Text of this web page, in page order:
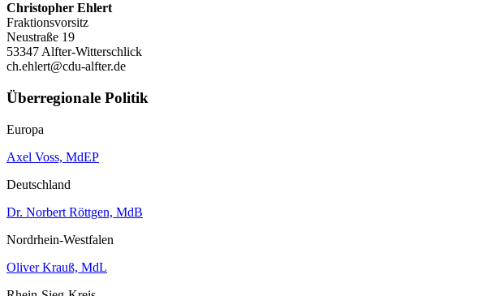
Christopher Ehlert
Fraktionsvorsitz
Neustraße 19
53347 Alfter-Witterschlick
ch.ehlert@cdu-alfter.de
Überregionale Politik
Europa
Axel Voss, MdEP
Deutschland
Dr. Norbert Röttgen, MdB
Nordrhein-Westfalen
Oliver Krauß, MdL